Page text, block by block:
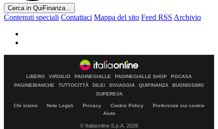
Cerca in QuiFinanza...
Contenuti speciali Contattaci Mappa del sito Feed RSS Archivio
LIBERO VIRGILIO PAGINEGIALLE PAGINEGIALLE SHOP
PGCASA
PAGINEBIANCHE
TUTTOCITTÀ DILEI SIVIAGGIA QUIFINANZA
BUONISSIMO
SUPEREVA
Chi siamo Note Legali Privacy Cookie Policy
Preferenze sui cookie
Aiuto
© Italiaonline S.p.A. 2026